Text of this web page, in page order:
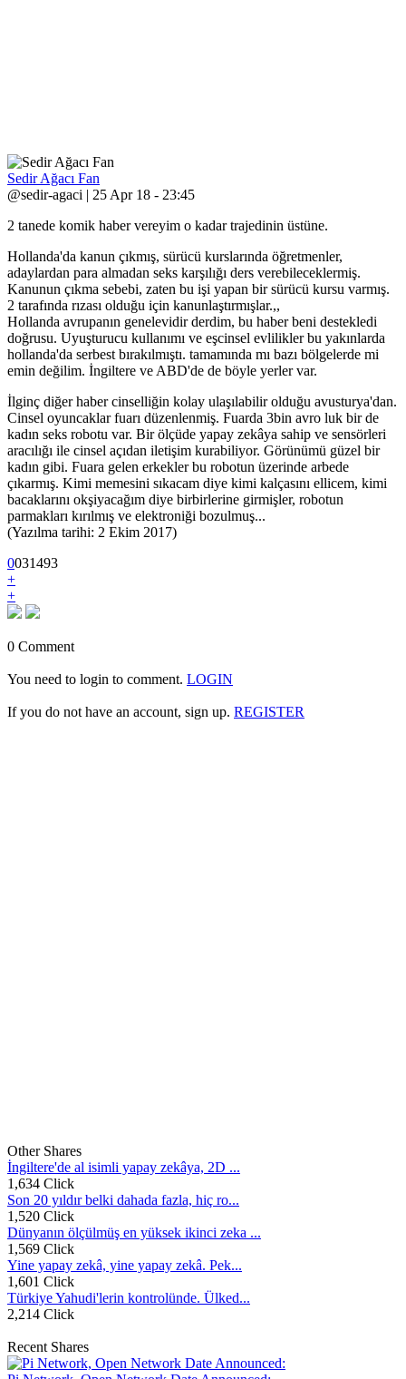
Sedir Ağacı Fan
@sedir-agaci | 25 Apr 18 - 23:45
2 tanede komik haber vereyim o kadar trajedinin üstüne.
Hollanda'da kanun çıkmış, sürücü kurslarında öğretmenler,
adaylardan para almadan seks karşılığı ders verebileceklermiş.
Kanunun çıkma sebebi, zaten bu işi yapan bir sürücü kursu varmış.
2 tarafında rızası olduğu için kanunlaştırmışlar.,,
Hollanda avrupanın genelevidir derdim, bu haber beni destekledi
doğrusu. Uyuşturucu kullanımı ve eşcinsel evlilikler bu yakınlarda
hollanda'da serbest bırakılmıştı. tamamında mı bazı bölgelerde mi
emin değilim. İngiltere ve ABD'de de böyle yerler var.
İlginç diğer haber cinselliğin kolay ulaşılabilir olduğu avusturya'dan.
Cinsel oyuncaklar fuarı düzenlenmiş. Fuarda 3bin avro luk bir de
kadın seks robotu var. Bir ölçüde yapay zekâya sahip ve sensörleri
aracılığı ile cinsel açıdan iletişim kurabiliyor. Görünümü güzel bir
kadın gibi. Fuara gelen erkekler bu robotun üzerinde arbede
çıkarmış. Kimi memesini sıkacam diye kimi kalçasını ellicem, kimi
bacaklarını okşiyacağım diye birbirlerine girmişler, robotun
parmakları kırılmış ve elektroniği bozulmuş...
(Yazılma tarihi: 2 Ekim 2017)
0031493
+
+
0 Comment
You need to login to comment. LOGIN
If you do not have an account, sign up. REGISTER
Other Shares
İngiltere'de al isimli yapay zekâya, 2D ...
1,634 Click
Son 20 yıldır belki dahada fazla, hiç ro...
1,520 Click
Dünyanın ölçülmüş en yüksek ikinci zeka ...
1,569 Click
Yine yapay zekâ, yine yapay zekâ. Pek...
1,601 Click
Türkiye Yahudi'lerin kontrolünde. Ülked...
2,214 Click
Recent Shares